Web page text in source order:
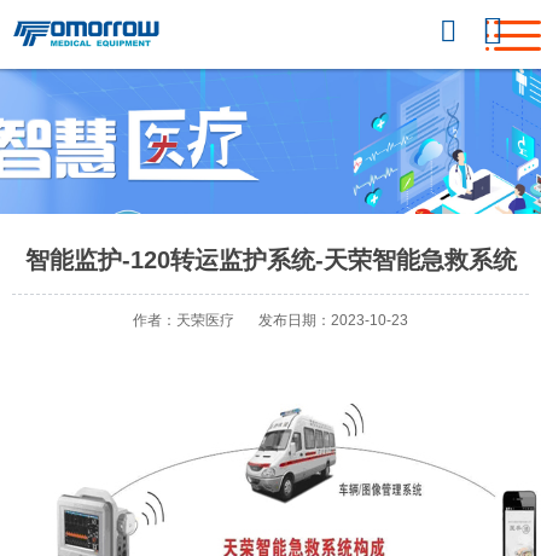
智能监护-120转运监护系统-天荣智能急救系统
作者：天荣医疗 发布日期：2023-10-23